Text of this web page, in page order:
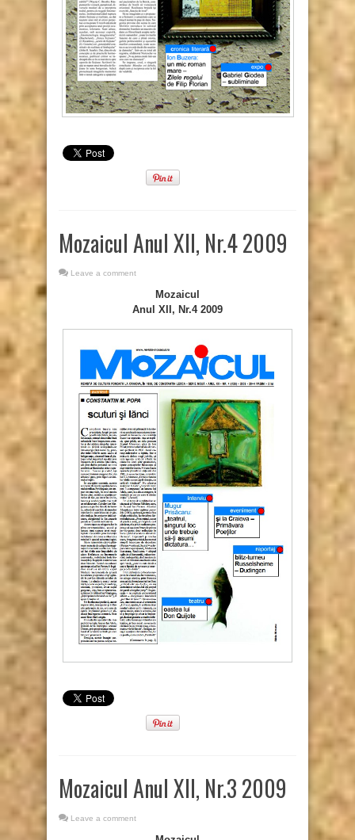
Mozaicul Anul XII, Nr.4 2009
Leave a comment
Mozaicul
Anul XII, Nr.4 2009
Mozaicul Anul XII, Nr.3 2009
Leave a comment